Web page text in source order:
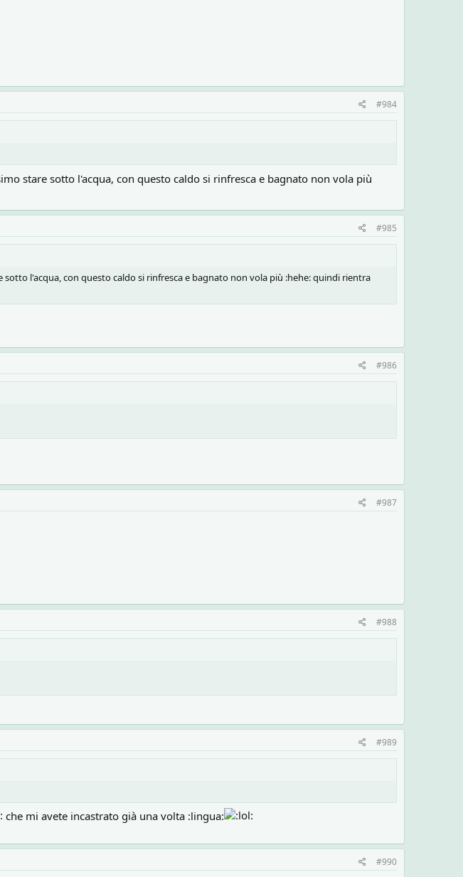
#984
stare sotto l'acqua, con questo caldo si rinfresca e bagnato non vola più
#985
l'acqua, con questo caldo si rinfresca e bagnato non vola più :hehe: quindi rientra
#986
#987
#988
#989
che mi avete incastrato già una volta :lingua:
#990